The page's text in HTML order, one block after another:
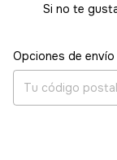
Si no te
Entregas para el CP:
Opciones de envío